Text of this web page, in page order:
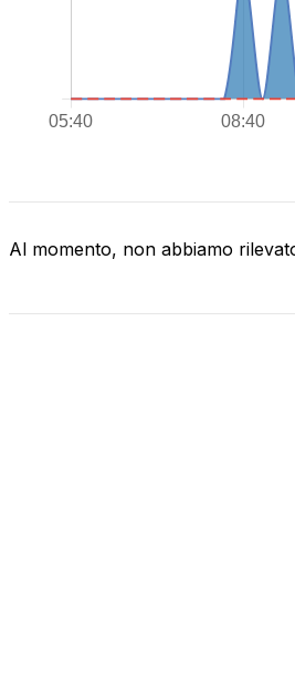
Al momento, non abbiamo